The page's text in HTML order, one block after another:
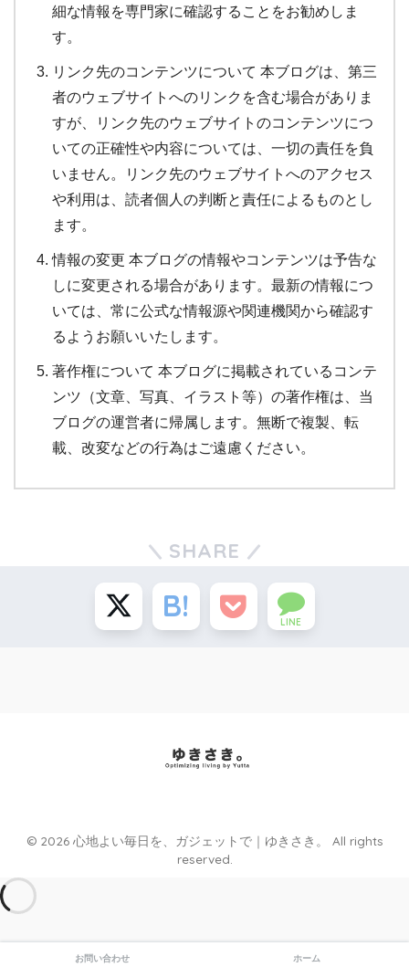
細な情報を専門家に確認することをお勧めしま
す。
リンク先のコンテンツについて 本ブログは、第三
者のウェブサイトへのリンクを含む場合がありま
すが、リンク先のウェブサイトのコンテンツにつ
いての正確性や内容については、一切の責任を負
いません。リンク先のウェブサイトへのアクセス
や利用は、読者個人の判断と責任によるものとし
ます。
情報の変更 本ブログの情報やコンテンツは予告な
しに変更される場合があります。最新の情報につ
いては、常に公式な情報源や関連機関から確認す
るようお願いいたします。
著作権について 本ブログに掲載されているコンテ
ンツ（文章、写真、イラスト等）の著作権は、当
ブログの運営者に帰属します。無断で複製、転
載、改変などの行為はご遠慮ください。
SHARE
LINE
© 2026 心地よい毎日を、ガジェットで｜ゆきさき。 All rights
reserved.
お問い合わせ ホーム